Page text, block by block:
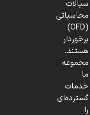
سیالات
محاسباتی
(CFD)
برخوردار
هستند.
مجموعه
ما
خدمات
گسترده‌ای
را